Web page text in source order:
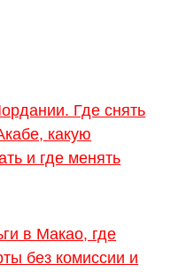
Где снять
какую
и где менять
в Макао, где
без комиссии и